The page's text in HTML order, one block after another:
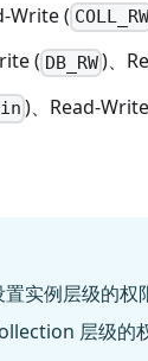
Write ( COLL_RW
( DB_RW)、
)、Read-
实例层级的
层级的